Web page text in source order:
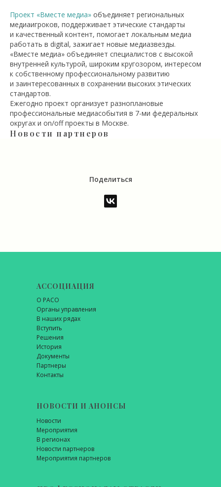
Проект «Вместе медиа» объединяет региональных
медиаигроков, поддерживает этические стандарты
и качественный контент, помогает локальным медиа
работать в digital, зажигает новые медиазвезды.
«Вместе медиа» объединяет специалистов с высокой
внутренней культурой, широким кругозором, интересом
к собственному профессиональному развитию
и заинтересованных в сохранении высоких этических
стандартов.
Ежегодно проект организует разноплановые
профессиональные медиасобытия в 7-ми федеральных
округах и on/off проекты в Москве.
Новости партнеров
Поделиться
АССОЦИАЦИЯ
О РАСО
Органы управления
В наших рядах
Вступить
Решения
История
Документы
Партнеры
Контакты
НОВОСТИ И АНОНСЫ
Новости
Мероприятия
В регионах
Новости партнеров
Мероприятия партнеров